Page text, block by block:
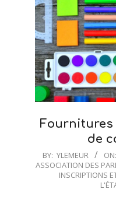
Fournitures
de
2020-
06-
BY: YLEMEUR ON:
ASSOCIATION DES
INSCRIPTIONS